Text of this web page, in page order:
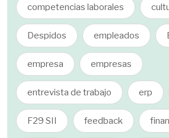
competencias laborales
Despidos empleados
empresa empresas
entrevista de trabajo erp
F29 SII feedback